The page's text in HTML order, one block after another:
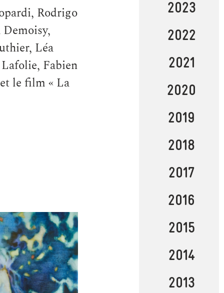
2023
2022
2021
2020
2019
2018
2017
2016
2015
2014
2013
Rodrigo
Léa
Fabien
le film « La